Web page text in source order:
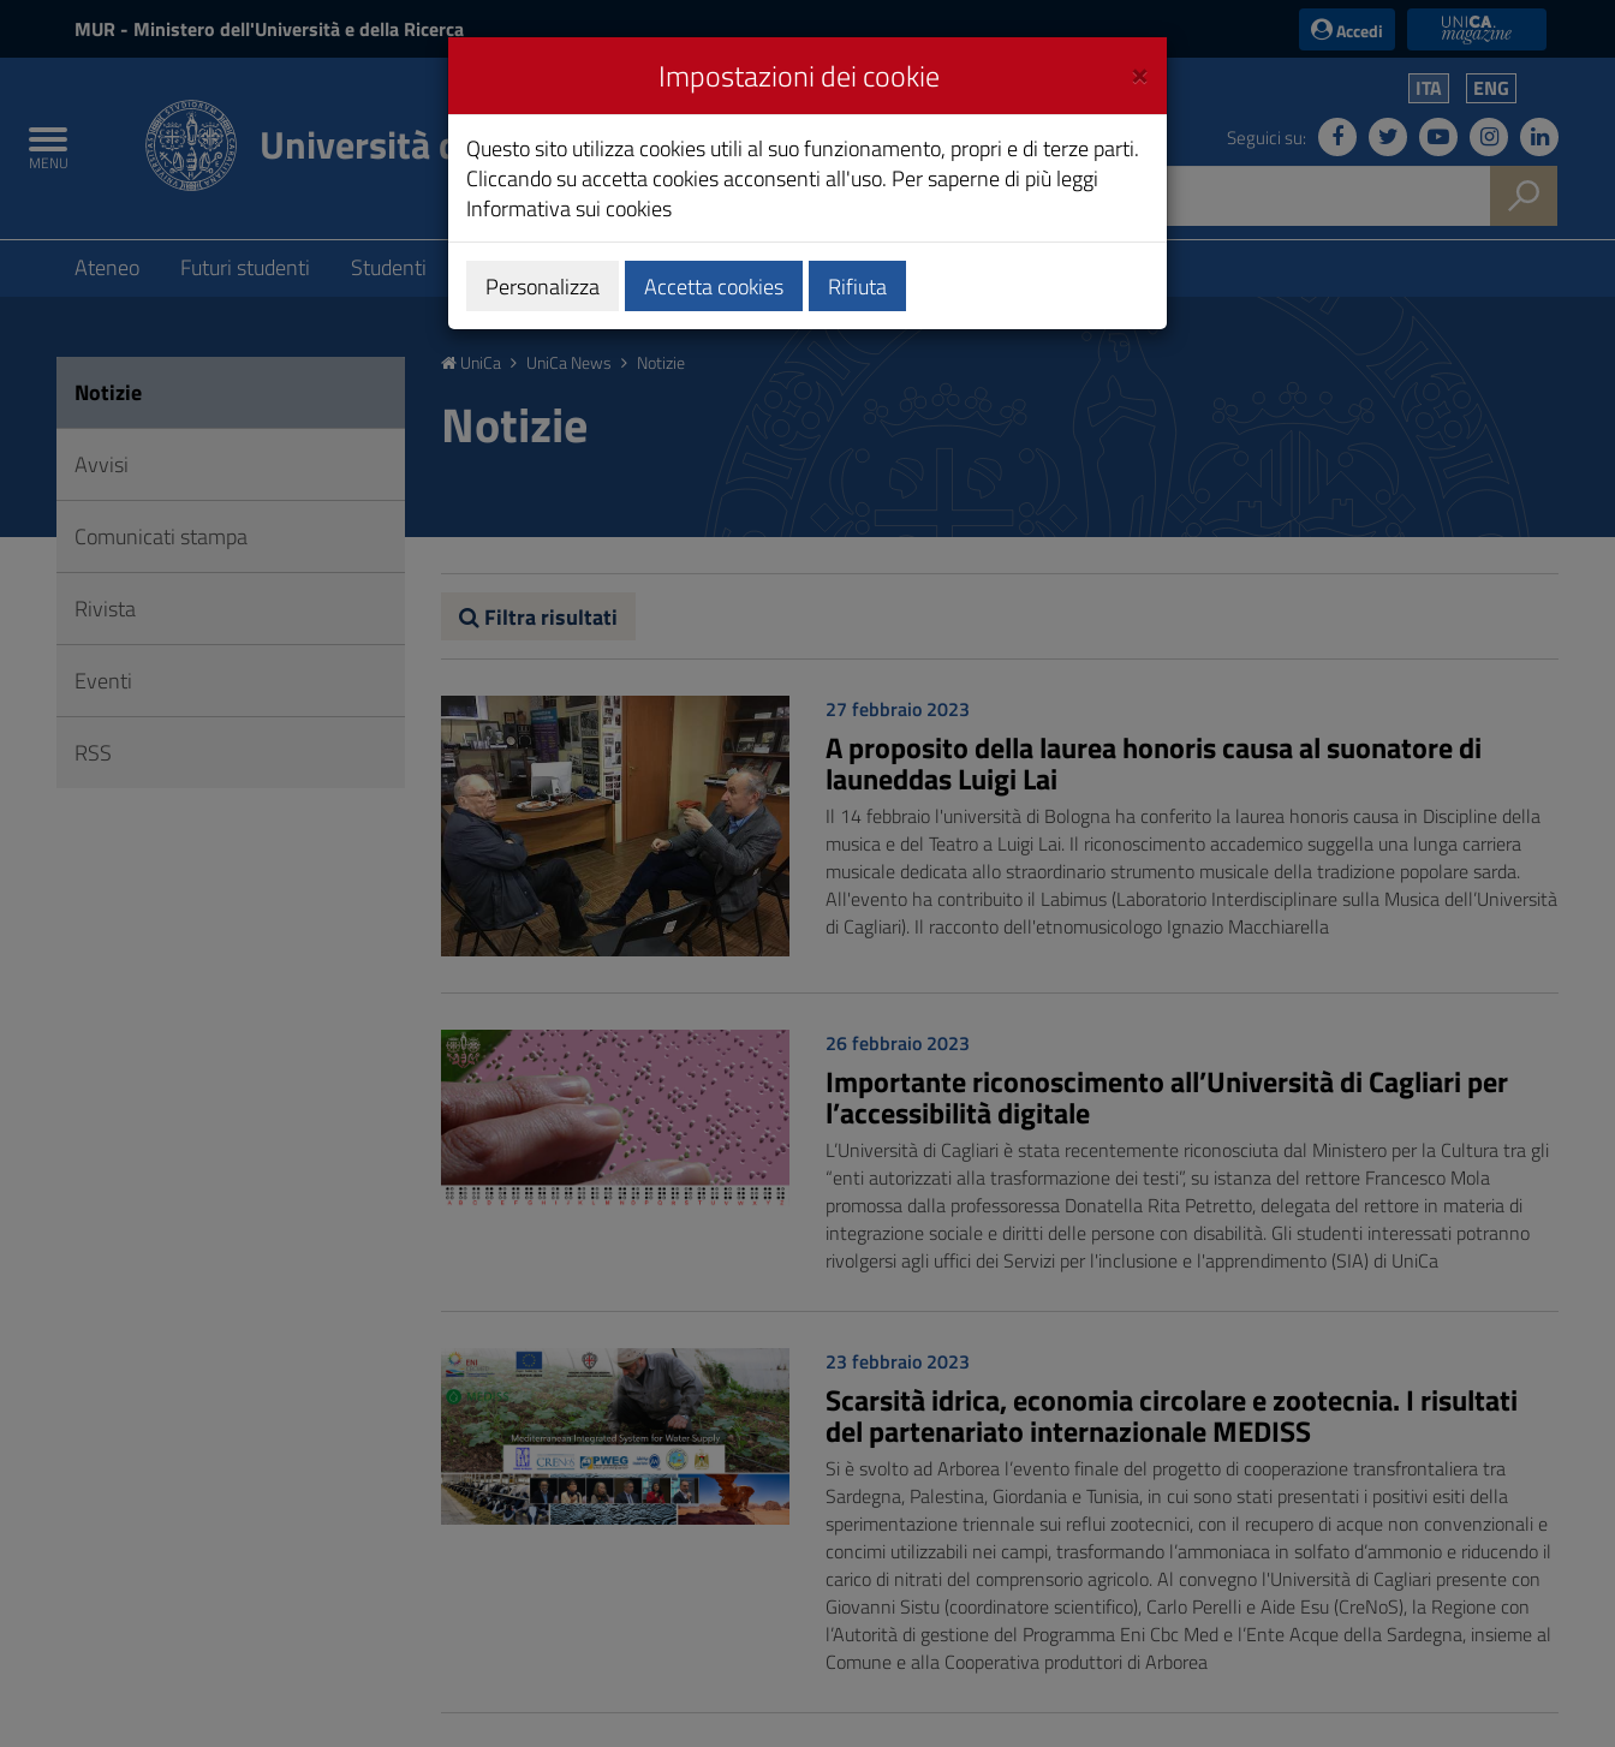
navigazione
Footer
MUR - Ministero dell'Università e della Ricerca Accedi UniCA News
Toggle
navigation
MENU Università degli Studi di Cagliari
ITA ENG
Seguici su:
Submenu
Ateneo Futuri studenti Studenti Ricerca Società e territorio
UniCa UniCa News Notizie
Notizie
Filtra risultati
27 febbraio 2023
A proposito della laurea honoris causa al suonatore di
launeddas Luigi Lai
Il 14 febbraio l'università di Bologna ha conferito la laurea honoris causa in Discipline della
musica e del Teatro a Luigi Lai. Il riconoscimento accademico suggella una lunga carriera
musicale dedicata allo straordinario strumento musicale della tradizione popolare sarda.
All'evento ha contribuito il Labimus (Laboratorio Interdisciplinare sulla Musica dell’Università
di Cagliari). Il racconto dell'etnomusicologo Ignazio Macchiarella
26 febbraio 2023
Importante riconoscimento all’Università di Cagliari per
l’accessibilità digitale
L’Università di Cagliari è stata recentemente riconosciuta dal Ministero per la Cultura tra gli
“enti autorizzati alla trasformazione dei testi”, su istanza del rettore Francesco Mola
promossa dalla professoressa Donatella Rita Petretto, delegata del rettore in materia di
integrazione sociale e diritti delle persone con disabilità. Gli studenti interessati potranno
rivolgersi agli uffici dei Servizi per l'inclusione e l'apprendimento (SIA) di UniCa
23 febbraio 2023
Scarsità idrica, economia circolare e zootecnia. I risultati
del partenariato internazionale MEDISS
Si è svolto ad Arborea l’evento finale del progetto di cooperazione transfrontaliera tra
Sardegna, Palestina, Giordania e Tunisia, in cui sono stati presentati i positivi esiti della
sperimentazione triennale sui reflui zootecnici, con il recupero di acque non convenzionali e
concimi utilizzabili nei campi, trasformando l’ammoniaca in solfato d’ammonio e riducendo il
carico di nitrati del comprensorio agricolo. Al convegno l'Università di Cagliari presente con
Giovanni Sistu (coordinatore scientifico), Carlo Perelli e Aide Esu (CreNoS), la Regione con
l’Autorità di gestione del Programma Eni Cbc Med e l’Ente Acque della Sardegna, insieme al
Comune e alla Cooperativa produttori di Arborea
Notizie
Avvisi
Comunicati stampa
Rivista
Eventi
RSS
×
Impostazioni dei cookie
Questo sito utilizza cookies utili al suo funzionamento, propri e di terze parti.
Cliccando su accetta cookies acconsenti all'uso. Per saperne di più leggi
Informativa sui cookies
Personalizza Accetta cookies Rifiuta